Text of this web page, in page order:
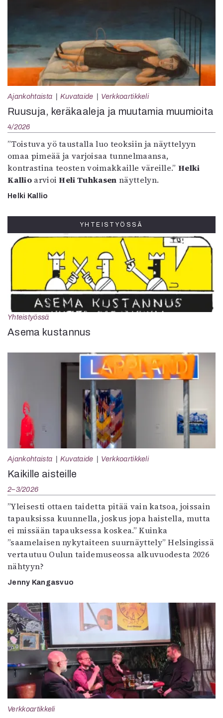
Ajankohtaista Kuvataide Verkkoartikkeli
Ruusuja, keräkaaleja ja muutamia muumioita
4/2026
”Toistuva yö taustalla luo teoksiin ja näyttelyyn
omaa pimeää ja varjoisaa tunnelmaansa,
kontrastina teosten voimakkaille väreille.”Helki
KallioarvioiHeli Tuhkasen näyttelyn.
Helki Kallio
YHTEISTYÖSSÄ
Yhteistyössä
Asema kustannus
Ajankohtaista Kuvataide Verkkoartikkeli
Kaikille aisteille
2–3/2026
”Yleisesti ottaen taidetta pitää vain katsoa, joissain
tapauksissa kuunnella, joskus jopa haistella, mutta
ei missään tapauksessa koskea.” Kuinka
”saamelaisen nykytaiteen suurnäyttely” Helsingissä
vertautuu Oulun taidemuseossa alkuvuodesta 2026
nähtyyn?
Jenny Kangasvuo
Verkkoartikkeli